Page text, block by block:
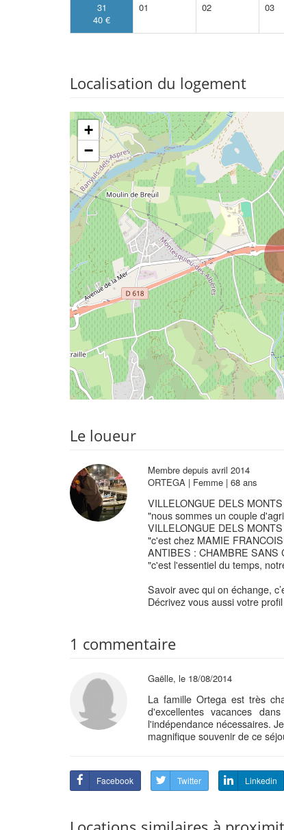
31
40 €
01 02 03
Localisation du logement
+
−
Le loueur
Membre depuis avril 2014
ORTEGA | Femme | 68 ans
VILLELONGUE DELS
"nous sommes un couple
VILLELONGUE DELS
"c'est chez MAMIE
ANTIBES : CHAMBRE SANS
"c'est l'essentiel du temps,
Savoir avec qui on échange,
Décrivez vous aussi votre
1 commentaire
Gaëlle, le 18/08/2014
La famille Ortega est très
d'excellentes vacances
l'indépendance nécessaires.
magnifique souvenir de ce
Facebook Twitter Linkedin